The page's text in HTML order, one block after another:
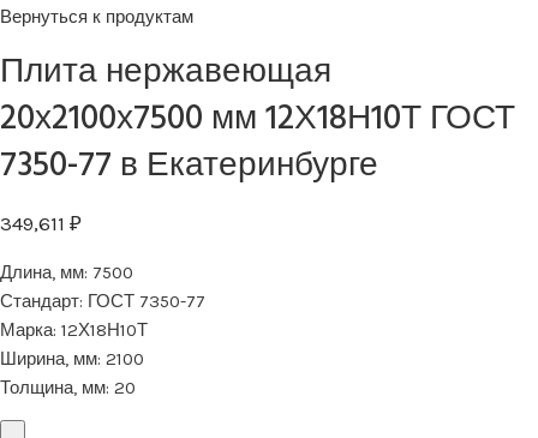
Вернуться к продуктам
Плита нержавеющая
20х2100х7500 мм 12Х18Н10Т ГОСТ
7350-77 в Екатеринбурге
349,611 ₽
Длина, мм: 7500
Стандарт: ГОСТ 7350-77
Марка: 12Х18Н10Т
Ширина, мм: 2100
Толщина, мм: 20